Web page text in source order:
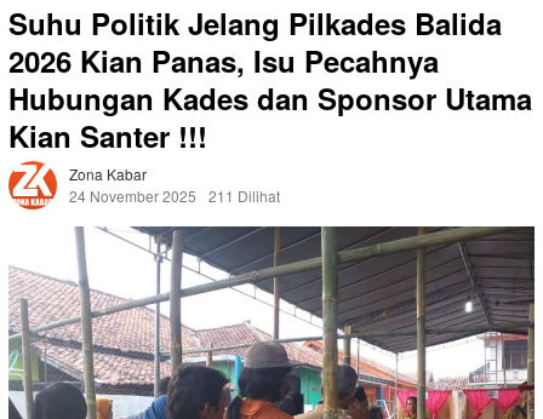
Suhu Politik Jelang Pilkades Balida
2026 Kian Panas, Isu Pecahnya
Hubungan Kades dan Sponsor Utama
Kian Santer !!!
Zona Kabar
24 November 2025
211 Dilihat